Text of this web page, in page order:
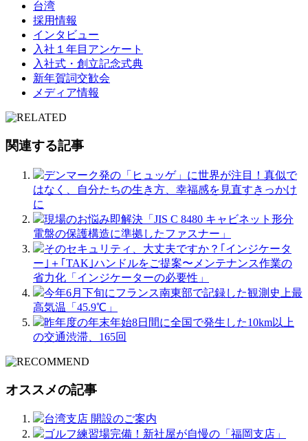
台湾
採用情報
インタビュー
入社１年目アンケート
入社式・創立記念式典
新年賀詞交歓会
メディア情報
関連する記事
デンマーク発の「ヒュッゲ」に世界が注目！真似で
はなく、自分たちの生き方、幸福感を見直すきっかけ
に
現場のお悩み即解決「JIS C 8480 キャビネット形分
電盤の保護構造に準拠したファスナー」
そのセキュリティ、大丈夫ですか？｢インジケータ
ー｣＋｢TAK｣ハンドルをご提案〜メンテナンス作業の
省力化「インジケーターの必要性」
今年6月下旬にフランス南東部で記録した観測史上最
高気温「45.9℃」
昨年度の年末年始8日間に全国で発生した10km以上
の交通渋滞、165回
オススメの記事
台湾支店 開設のご案内
ゴルフ練習場完備！新社屋が自慢の「福岡支店」